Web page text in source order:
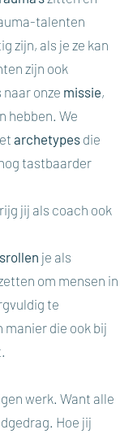
talenten
zijn, als je ze kan
zijn ook
onze missie,
hebben. We
archetypes die
tastbaarder
jij als coach ook
je als
om mensen in
te
manier die ook bij
werk. Want alle
Hoe jij